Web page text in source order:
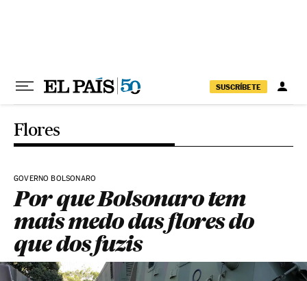
SUSCRÍBETE
Flores
GOVERNO BOLSONARO
Por que Bolsonaro tem
mais medo das flores do
que dos fuzis